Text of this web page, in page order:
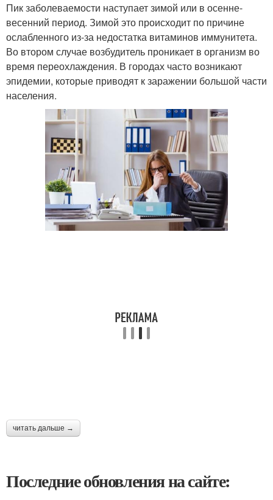
Пик заболеваемости наступает зимой или в осенне-
весенний период. Зимой это происходит по причине
ослабленного из-за недостатка витаминов иммунитета.
Во втором случае возбудитель проникает в организм во
время переохлаждения. В городах часто возникают
эпидемии, которые приводят к заражении большой части
населения.
читать дальше →
Последние обновления на сайте: